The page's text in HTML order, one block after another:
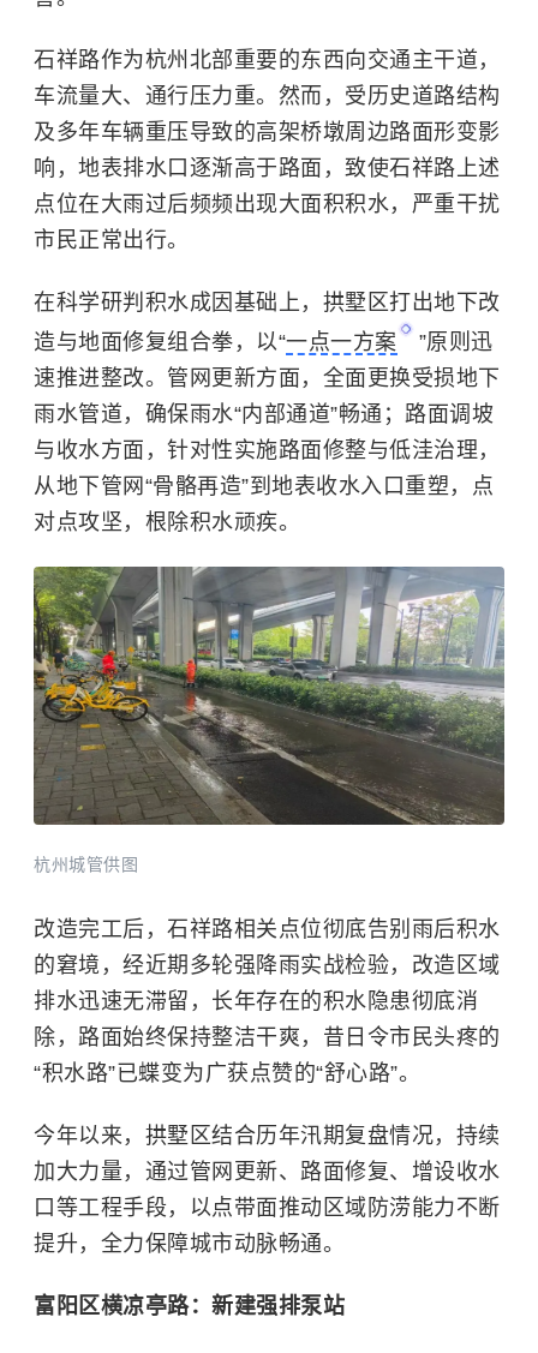
石祥路作为杭州北部重要的东西向交通主干道，
车流量大、通行压力重。然而，受历史道路结构
及多年车辆重压导致的高架桥墩周边路面形变影
响，地表排水口逐渐高于路面，致使石祥路上述
点位在大雨过后频频出现大面积积水，严重干扰
市民正常出行。
在科学研判积水成因基础上，拱墅区打出地下改
造与地面修复组合拳，以“一点一方案
”原则迅
速推进整改。管网更新方面，全面更换受损地下
雨水管道，确保雨水“内部通道”畅通；路面调坡
与收水方面，针对性实施路面修整与低洼治理，
从地下管网“骨骼再造”到地表收水入口重塑，点
对点攻坚，根除积水顽疾。
杭州城管供图
改造完工后，石祥路相关点位彻底告别雨后积水
的窘境，经近期多轮强降雨实战检验，改造区域
排水迅速无滞留，长年存在的积水隐患彻底消
除，路面始终保持整洁干爽，昔日令市民头疼的
“积水路”已蝶变为广获点赞的“舒心路”。
今年以来，拱墅区结合历年汛期复盘情况，持续
加大力量，通过管网更新、路面修复、增设收水
口等工程手段，以点带面推动区域防涝能力不断
提升，全力保障城市动脉畅通。
富阳区横凉亭路：新建强排泵站